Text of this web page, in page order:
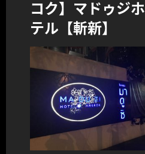
コク】マドゥジホ
テル【斬新】